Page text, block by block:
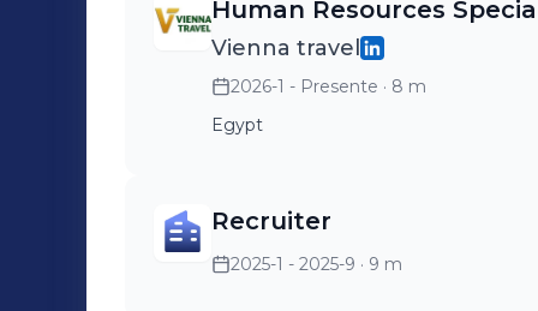
Human Resources
Vienna travel
2026-1 - Presente · 8 m
Egypt
Recruiter
2025-1 - 2025-9 · 9 m